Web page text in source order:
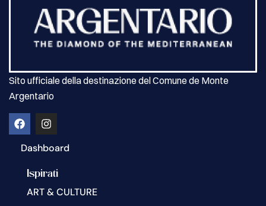
Sito ufficiale della destinazione del Comune de Monte
Argentario
Dashboard
Ispirati
ART & CULTURE